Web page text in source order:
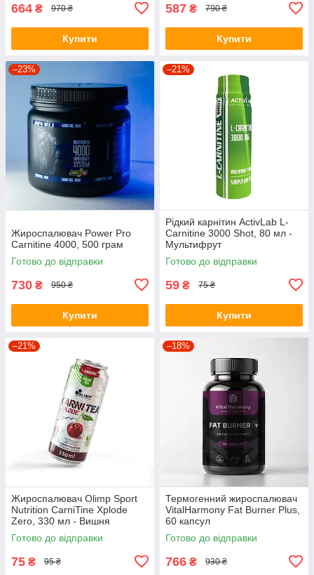
664 ₴ 970 ₴
Купити
587 ₴ 790 ₴
Купити
–23%
Жироспалювач Power Pro
Carnitine 4000, 500 грам
Готово до відправки
730 ₴ 950 ₴
Купити
–21%
Рідкий карнітин ActivLab L-
Carnitine 3000 Shot, 80 мл -
Мультифрут
Готово до відправки
59 ₴ 75 ₴
Купити
–21%
Жироспалювач Olimp Sport
Nutrition CarniTine Xplode
Zero, 330 мл - Вишня
Готово до відправки
75 ₴ 95 ₴
–18%
Термогенний жироспалювач
VitalHarmony Fat Burner Plus,
60 капсул
Готово до відправки
766 ₴ 930 ₴